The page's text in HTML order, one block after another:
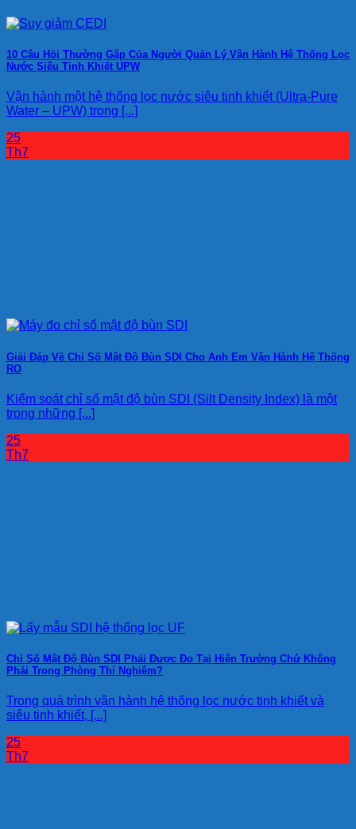
10 Câu Hỏi Thường Gặp Của Người Quản Lý Vận Hành Hệ Thống Lọc
Nước Siêu Tinh Khiết UPW
Vận hành một hệ thống lọc nước siêu tinh khiết (Ultra-Pure
Water – UPW) trong [...]
25
Th7
Giải Đáp Về Chỉ Số Mật Độ Bùn SDI Cho Anh Em Vận Hành Hệ Thống
RO
Kiểm soát chỉ số mật độ bùn SDI (Silt Density Index) là một
trong những [...]
25
Th7
Chỉ Số Mật Độ Bùn SDI Phải Được Đo Tại Hiện Trường Chứ Không
Phải Trong Phòng Thí Nghiệm?
Trong quá trình vận hành hệ thống lọc nước tinh khiết và
siêu tinh khiết, [...]
25
Th7